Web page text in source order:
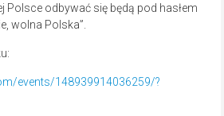
Polsce odbywać się będą pod hasłem
wolna Polska”.
events/148939914036259/?